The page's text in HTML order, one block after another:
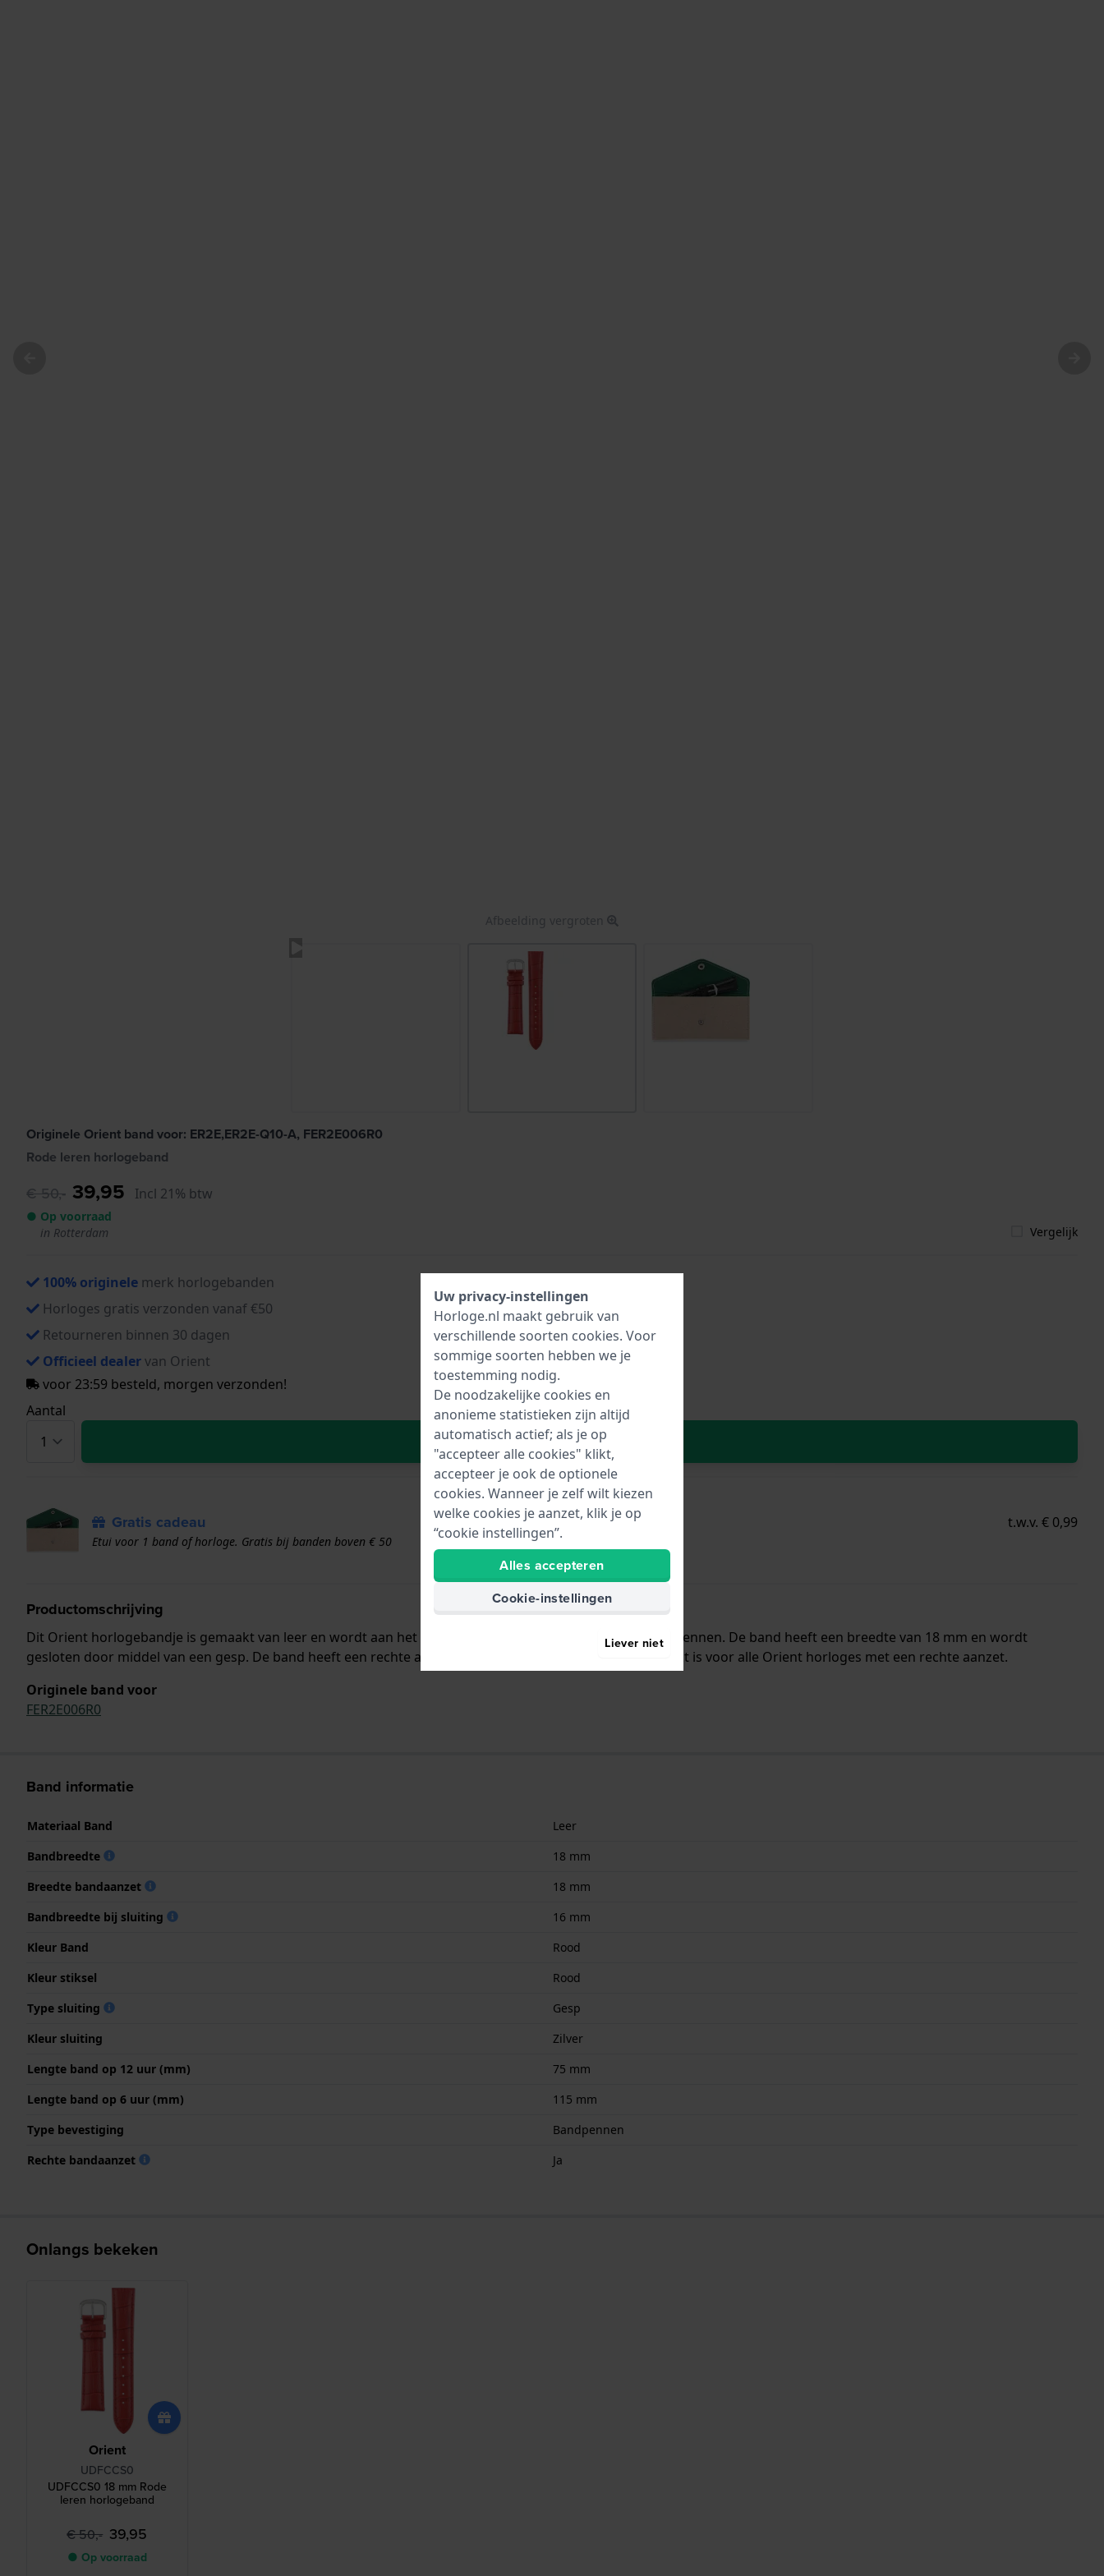
Afbeelding vergroten
Originele Orient band voor: ER2E,ER2E-Q10-A, FER2E006R0
Rode leren horlogeband
€ 50,- 39,95 Incl 21% btw
● Op voorraad
in Rotterdam
Vergelijk
100% originele merk horlogebanden
Horloges gratis verzonden vanaf €50
Retourneren binnen 30 dagen
Officieel dealervan Orient
voor 23:59 besteld, morgen verzonden!
Aantal
In Winkelwagen
Gratis cadeau t.w.v. € 0,99
Etui voor 1 band of horloge. Gratis bij banden boven € 50
Productomschrijving
Dit Orient horlogebandje is gemaakt van leer en wordt aan het horloge bevestigd door middel van bandpennen. De band heeft een breedte van 18 mm en wordt
gesloten door middel van een gesp. De band heeft een rechte aanzet wat betekent dat deze band geschikt is voor alle Orient horloges met een rechte aanzet.
Originele band voor
FER2E006R0
Band informatie
Materiaal Band
Leer
Bandbreedte
18 mm
Breedte bandaanzet
18 mm
Bandbreedte bij sluiting
16 mm
Kleur Band
Rood
Kleur stiksel
Rood
Type sluiting
Gesp
Kleur sluiting
Zilver
Lengte band op 12 uur (mm)
75 mm
Lengte band op 6 uur (mm)
115 mm
Type bevestiging
Bandpennen
Rechte bandaanzet
Ja
Onlangs bekeken
Orient
UDFCCS0
UDFCCS0 18 mm Rode
leren horlogeband
€ 50,- 39,95
● Op voorraad
Uw privacy-instellingen
Horloge.nl maakt gebruik van
verschillende soorten cookies. Voor
sommige soorten hebben we je
toestemming nodig.
De noodzakelijke cookies en
anonieme statistieken zijn altijd
automatisch actief; als je op
"accepteer alle cookies" klikt,
accepteer je ook de optionele
cookies. Wanneer je zelf wilt kiezen
welke cookies je aanzet, klik je op
“cookie instellingen”.
Alles accepteren
Cookie-instellingen
Liever niet